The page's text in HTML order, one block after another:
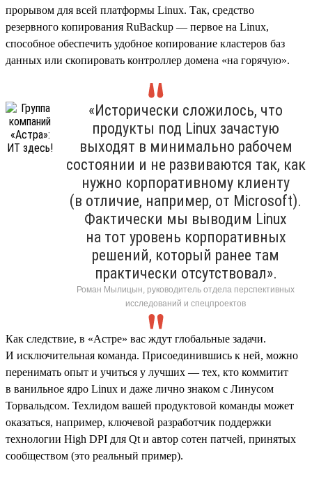
прорывом для всей платформы Linux. Так, средство
резервного копирования RuBackup — первое на Linux,
способное обеспечить удобное копирование кластеров баз
данных или скопировать контроллер домена «на горячую».
«Исторически сложилось, что
продукты под Linux зачастую
выходят в минимально рабочем
состоянии и не развиваются так, как
нужно корпоративному клиенту
(в отличие, например, от Microsoft).
Фактически мы выводим Linux
на тот уровень корпоративных
решений, который ранее там
практически отсутствовал».
Роман Мылицын, руководитель отдела перспективных
исследований и спецпроектов
Как следствие, в «Астре» вас ждут глобальные задачи.
И исключительная команда. Присоединившись к ней, можно
перенимать опыт и учиться у лучших — тех, кто коммитит
в ванильное ядро Linux и даже лично знаком с Линусом
Торвальдсом. Техлидом вашей продуктовой команды может
оказаться, например, ключевой разработчик поддержки
технологии High DPI для Qt и автор сотен патчей, принятых
сообществом (это реальный пример).